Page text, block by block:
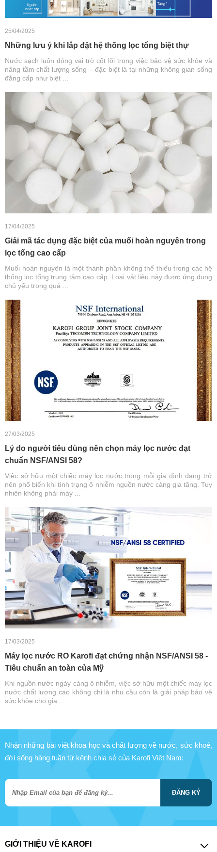
25/04/2025
Những lưu ý khi lắp đặt hệ thống lọc tổng biệt thự
Nước sạch luôn đóng vai trò cốt lõi trong việc bảo vệ sức khỏe và
nâng tầm chất lượng sống – đặc biệt là tại những không gian sống
đẳng cấp như biệt ...
17/04/2025
Giải mã tác dụng đặc biệt của muối hoàn nguyên trong
lọc tổng cao cấp
Muối hoàn nguyên là một thành phần không thể thiếu trong các hệ
thống lọc tổng trung tâm cao cấp. Loại vật liệu này được ứng dụng
chủ yếu trong quá ...
27/03/2025
Lý do người tiêu dùng nên chọn máy lọc nước đạt
chuẩn NSF/ANSI 58?
Việc sở hữu một chiếc máy lọc nước trong mỗi gia đình đang trở
nên phổ biến khi tình trạng ô nhiễm nguồn nước càng gia tăng. Tuy
nhiên không phải máy ...
17/03/2025
Máy lọc nước RO Karofi đạt chứng nhận NSF/ANSI 58 -
Tiêu chuẩn an toàn của Mỹ
Khi nguồn nước ngày càng ô nhiễm, việc sở hữu một chiếc máy lọc
nước chất lượng cao không chỉ là nhu cầu còn là giải pháp bảo vệ
sức khỏe cho gia ...
Nhận những bài viết khoa học và chất lượng về nước, sức khoẻ,
đời sống hàng tuần từ kênh chia sẻ của Karofi Việt Nam:
ĐĂNG KÝ
GIỚI THIỆU VỀ KAROFI